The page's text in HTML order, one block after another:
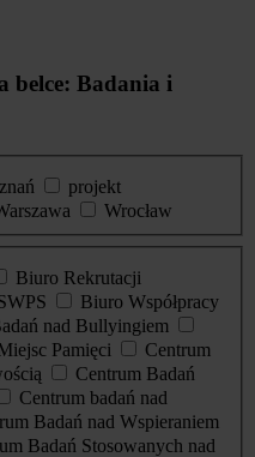
belce: Badania i
projekt
Wrocław
Biuro Rekrutacji
Biuro Współpracy
nad Bullyingiem
Pamięci
Centrum
Centrum Badań
Centrum badań nad
Badań nad Wspieraniem
Badań Stosowanych nad